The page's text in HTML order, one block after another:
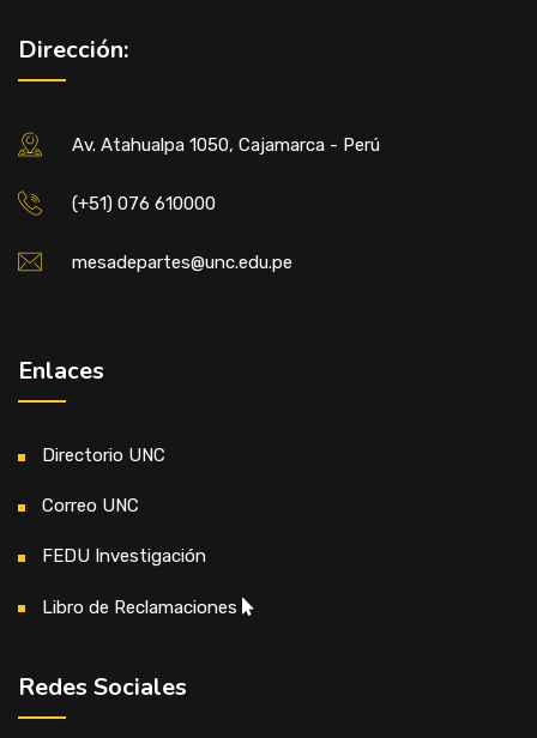
Dirección:
Av. Atahualpa 1050, Cajamarca - Perú
(+51) 076 610000
mesadepartes@unc.edu.pe
Enlaces
Directorio UNC
Correo UNC
FEDU Investigación
Libro de Reclamaciones
Redes Sociales